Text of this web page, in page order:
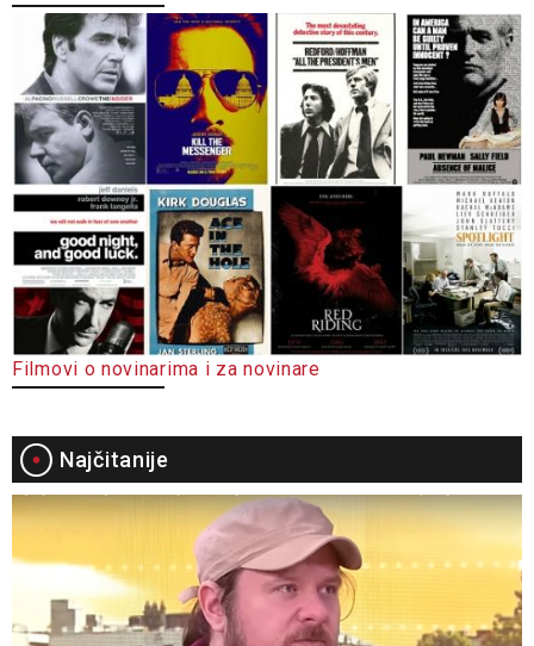
Filmovi o novinarima i za novinare
Najčitanije